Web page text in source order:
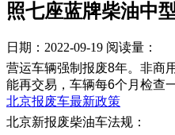
照七座蓝牌柴油中
日期：2022-09-19 阅读量：
营运车辆强制报废8年。非商
能再交易，车辆每6个月检查
北京报废车最新政策
北京新报废柴油车法规：